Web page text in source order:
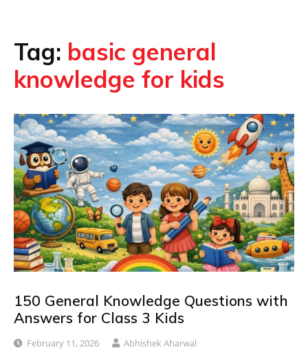
Tag: basic general
knowledge for kids
150 General Knowledge Questions with
Answers for Class 3 Kids
February 11, 2026 Abhishek Aharwal